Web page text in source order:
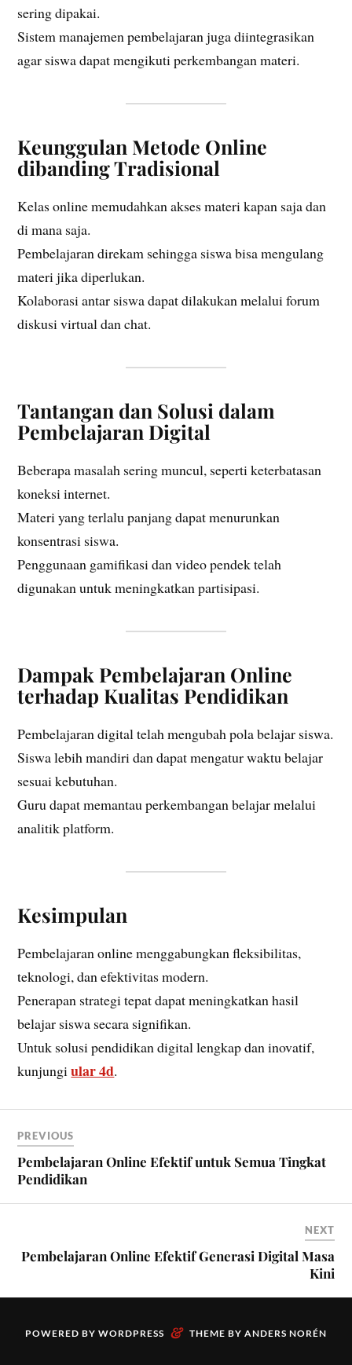
sering dipakai.
Sistem manajemen pembelajaran juga diintegrasikan
agar siswa dapat mengikuti perkembangan materi.
Keunggulan Metode Online
dibanding Tradisional
Kelas online memudahkan akses materi kapan saja dan
di mana saja.
Pembelajaran direkam sehingga siswa bisa mengulang
materi jika diperlukan.
Kolaborasi antar siswa dapat dilakukan melalui forum
diskusi virtual dan chat.
Tantangan dan Solusi dalam
Pembelajaran Digital
Beberapa masalah sering muncul, seperti keterbatasan
koneksi internet.
Materi yang terlalu panjang dapat menurunkan
konsentrasi siswa.
Penggunaan gamifikasi dan video pendek telah
digunakan untuk meningkatkan partisipasi.
Dampak Pembelajaran Online
terhadap Kualitas Pendidikan
Pembelajaran digital telah mengubah pola belajar siswa.
Siswa lebih mandiri dan dapat mengatur waktu belajar
sesuai kebutuhan.
Guru dapat memantau perkembangan belajar melalui
analitik platform.
Kesimpulan
Pembelajaran online menggabungkan fleksibilitas,
teknologi, dan efektivitas modern.
Penerapan strategi tepat dapat meningkatkan hasil
belajar siswa secara signifikan.
Untuk solusi pendidikan digital lengkap dan inovatif,
kunjungiular 4d.
PREVIOUS
Pembelajaran Online Efektif untuk Semua Tingkat
Pendidikan
NEXT
Pembelajaran Online Efektif Generasi Digital Masa
Kini
POWERED BY WORDPRESS & THEME BY ANDERS NORÉN